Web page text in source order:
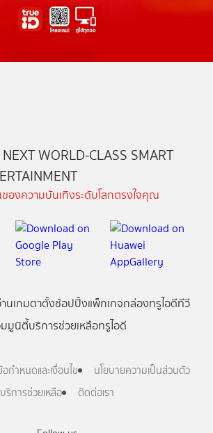
WORLD-CLASS SMART
องความบันเทิงระดับโลกตรงใจคุณ
นเกมตาตั้งช้อปปิ้งแพ็กเกจกล่องทรูไอดีทีวี
มูนิตี้บริการช่วยเหลือทรูไอดี
อกำหนดและเงื่อนไข
นโยบายความเป็นส่วนตัว
บริการช่วยเหลือ
ติดต่อเรา